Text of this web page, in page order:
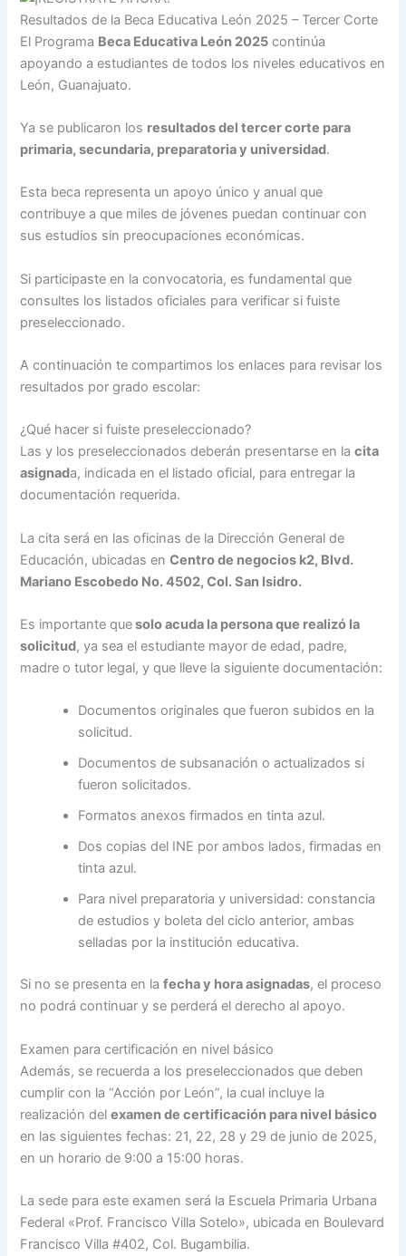
Resultados de la Beca Educativa León 2025 – Tercer Corte
El Programa Beca Educativa León 2025 continúa
apoyando a estudiantes de todos los niveles educativos en
León, Guanajuato.
Ya se publicaron los resultados del tercer corte para
primaria, secundaria, preparatoria y universidad.
Esta beca representa un apoyo único y anual que
contribuye a que miles de jóvenes puedan continuar con
sus estudios sin preocupaciones económicas.
Si participaste en la convocatoria, es fundamental que
consultes los listados oficiales para verificar si fuiste
preseleccionado.
A continuación te compartimos los enlaces para revisar los
resultados por grado escolar:
¿Qué hacer si fuiste preseleccionado?
Las y los preseleccionados deberán presentarse en lacita
asignada, indicada en el listado oficial, para entregar la
documentación requerida.
La cita será en las oficinas de la Dirección General de
Educación, ubicadas enCentro de negocios k2, Blvd.
Mariano Escobedo No. 4502, Col. San Isidro.
Es importante quesolo acuda la persona que realizó la
solicitud, ya sea el estudiante mayor de edad, padre,
madre o tutor legal, y que lleve la siguiente documentación:
Documentos originales que fueron subidos en la
solicitud.
Documentos de subsanación o actualizados si
fueron solicitados.
Formatos anexos firmados en tinta azul.
Dos copias del INE por ambos lados, firmadas en
tinta azul.
Para nivel preparatoria y universidad: constancia
de estudios y boleta del ciclo anterior, ambas
selladas por la institución educativa.
Si no se presenta en lafecha y hora asignadas, el proceso
no podrá continuar y se perderá el derecho al apoyo.
Examen para certificación en nivel básico
Además, se recuerda a los preseleccionados que deben
cumplir con la “Acción por León”, la cual incluye la
realización delexamen de certificación para nivel básico
en las siguientes fechas: 21, 22, 28 y 29 de junio de 2025,
en un horario de 9:00 a 15:00 horas.
La sede para este examen será la Escuela Primaria Urbana
Federal «Prof. Francisco Villa Sotelo», ubicada en Boulevard
Francisco Villa #402, Col. Bugambilia.